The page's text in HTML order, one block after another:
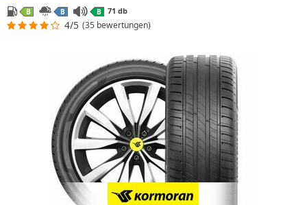
B B B 71 db
4/5 (35 bewertungen)